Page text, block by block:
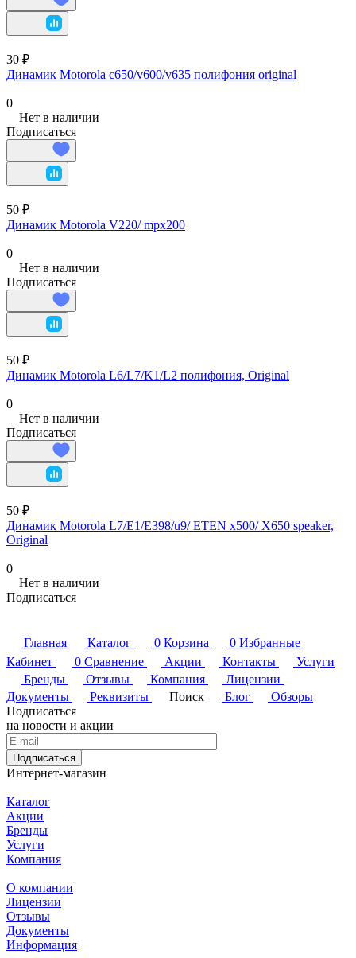
30 ₽
Динамик Motorola c650/v600/v635 полифония original
0
Нет в наличии
Подписаться
50 ₽
Динамик Motorola V220/ mpx200
0
Нет в наличии
Подписаться
50 ₽
Динамик Motorola L6/L7/K1/L2 полифония, Original
0
Нет в наличии
Подписаться
50 ₽
Динамик Motorola L7/E1/E398/u9/ ETEN x500/ X650 speaker,
Original
0
Нет в наличии
Подписаться
Главная Каталог 0 Корзина 0 Избранные
Кабинет
0 Сравнение Акции Контакты
Услуги
Бренды
Отзывы Компания
Лицензии
Документы
Реквизиты Поиск Блог
Обзоры
Подписаться
на новости и акции
Подписаться
Интернет-магазин
Каталог
Акции
Бренды
Услуги
Компания
О компании
Лицензии
Отзывы
Документы
Информация